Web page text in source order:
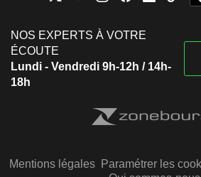
NOS EXPERTS À VOTRE
ÉCOUTE
Lundi - Vendredi 9h-12h / 14h-
18h
Mentions légales Paramétrer les